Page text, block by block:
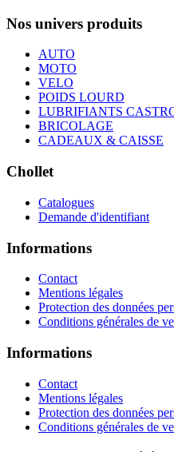
Nos univers produits
AUTO
MOTO
VELO
POIDS LOURD
LUBRIFIANTS
BRICOLAGE
CADEAUX & CAISSE
Chollet
Catalogues
Demande d'identifiant
Informations
Contact
Mentions légales
Protection des données
Conditions générales de
Informations
Contact
Mentions légales
Protection des données
Conditions générales de